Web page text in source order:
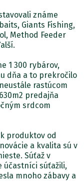
známe
Giants Fishing,
Method Feeder
1 300 rybárov,
dňa a to prekročilo
rastúcom
predajňa
srdcom
produktov od
a kvalita sú v
Súťaž v
účastníci súťažili,
mnoho zábavy a